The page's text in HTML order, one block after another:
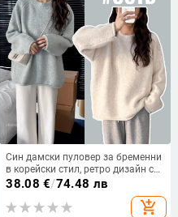
Син дамски пуловер за бременни
в корейски стил, ретро дизайн с
декоративен кант и кръгло
деколте, свободен силует за есен
и зима
38.08 €/74.48 лв
add_shopping_cart